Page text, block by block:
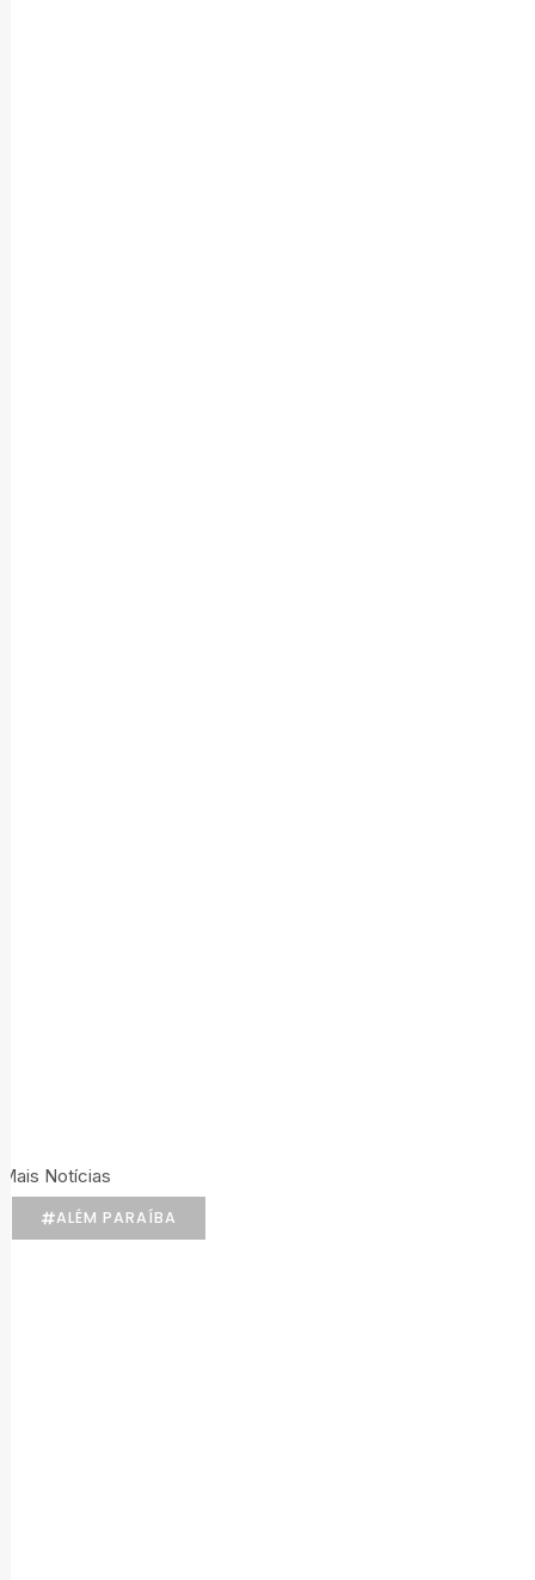
Mais Notícias
ALÉM PARAÍBA